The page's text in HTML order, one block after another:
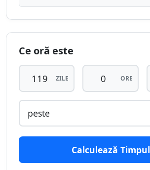
Ce oră este
ZILE ORE
Calculează Timpul